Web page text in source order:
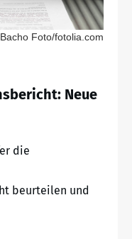
Foto/fotolia.com
Neue
die
beurteilen und